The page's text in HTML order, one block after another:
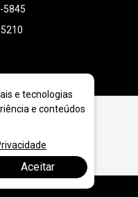
5845
em Ponta Grossa
e tecnologias
e conteúdos
Aceitar